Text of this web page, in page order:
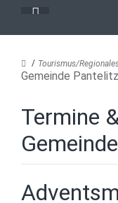
Tourismus/
Gemeinde
Termine